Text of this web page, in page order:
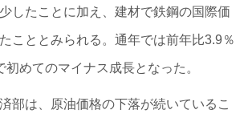
したことに加え、建材で鉄鋼の国際価
こととみられる。通年では前年比3.9％
めてのマイナス成長となった。
部は、原油価格の下落が続いているこ